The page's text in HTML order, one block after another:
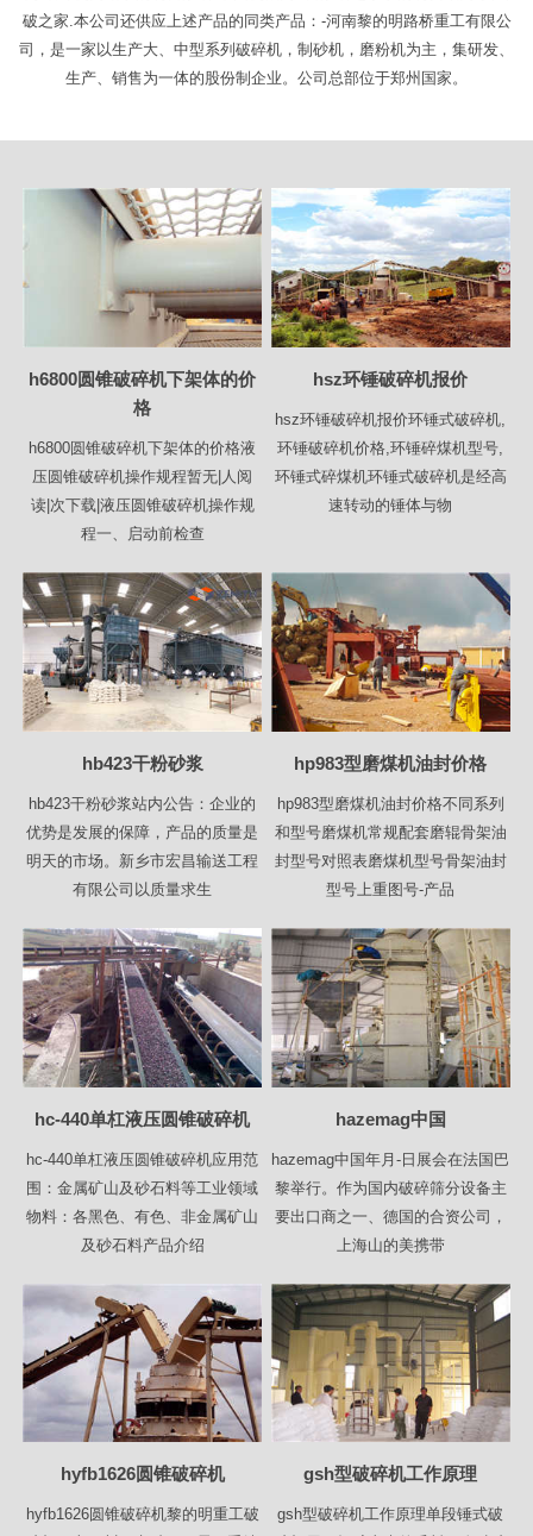
破之家.本公司还供应上述产品的同类产品：-河南黎的明路桥重工有限公
司，是一家以生产大、中型系列破碎机，制砂机，磨粉机为主，集研发、
生产、销售为一体的股份制企业。公司总部位于郑州国家。
h6800圆锥破碎机下架体的价
格
h6800圆锥破碎机下架体的价格液
压圆锥破碎机操作规程暂无|人阅
读|次下载|液压圆锥破碎机操作规
程一、启动前检查
hsz环锤破碎机报价
hsz环锤破碎机报价环锤式破碎机,
环锤破碎机价格,环锤碎煤机型号,
环锤式碎煤机环锤式破碎机是经高
速转动的锤体与物
hb423干粉砂浆
hb423干粉砂浆站内公告：企业的
优势是发展的保障，产品的质量是
明天的市场。新乡市宏昌输送工程
有限公司以质量求生
hp983型磨煤机油封价格
hp983型磨煤机油封价格不同系列
和型号磨煤机常规配套磨辊骨架油
封型号对照表磨煤机型号骨架油封
型号上重图号-产品
hc-440单杠液压圆锥破碎机
hc-440单杠液压圆锥破碎机应用范
围：金属矿山及砂石料等工业领域
物料：各黑色、有色、非金属矿山
及砂石料产品介绍
hazemag中国
hazemag中国年月-日展会在法国巴
黎举行。作为国内破碎筛分设备主
要出口商之一、德国的合资公司，
上海山的美携带
hyfb1626圆锥破碎机
hyfb1626圆锥破碎机黎的明重工破
gsh型破碎机工作原理
gsh型破碎机工作原理单段锤式破